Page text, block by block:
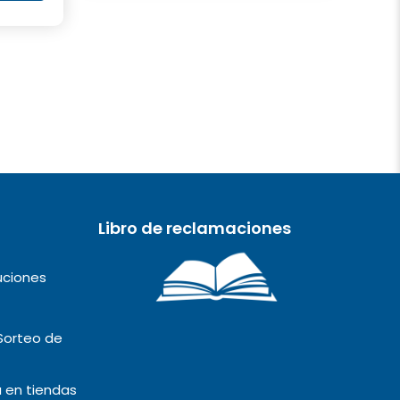
de
tiendas
Libro de reclamaciones